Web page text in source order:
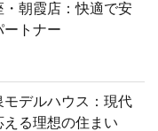
朝霞店：快適で安
ートナー
デルハウス：現代
る理想の住まい